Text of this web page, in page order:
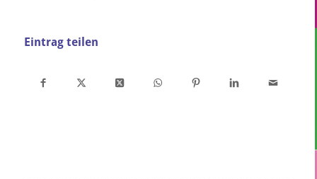
Eintrag teilen